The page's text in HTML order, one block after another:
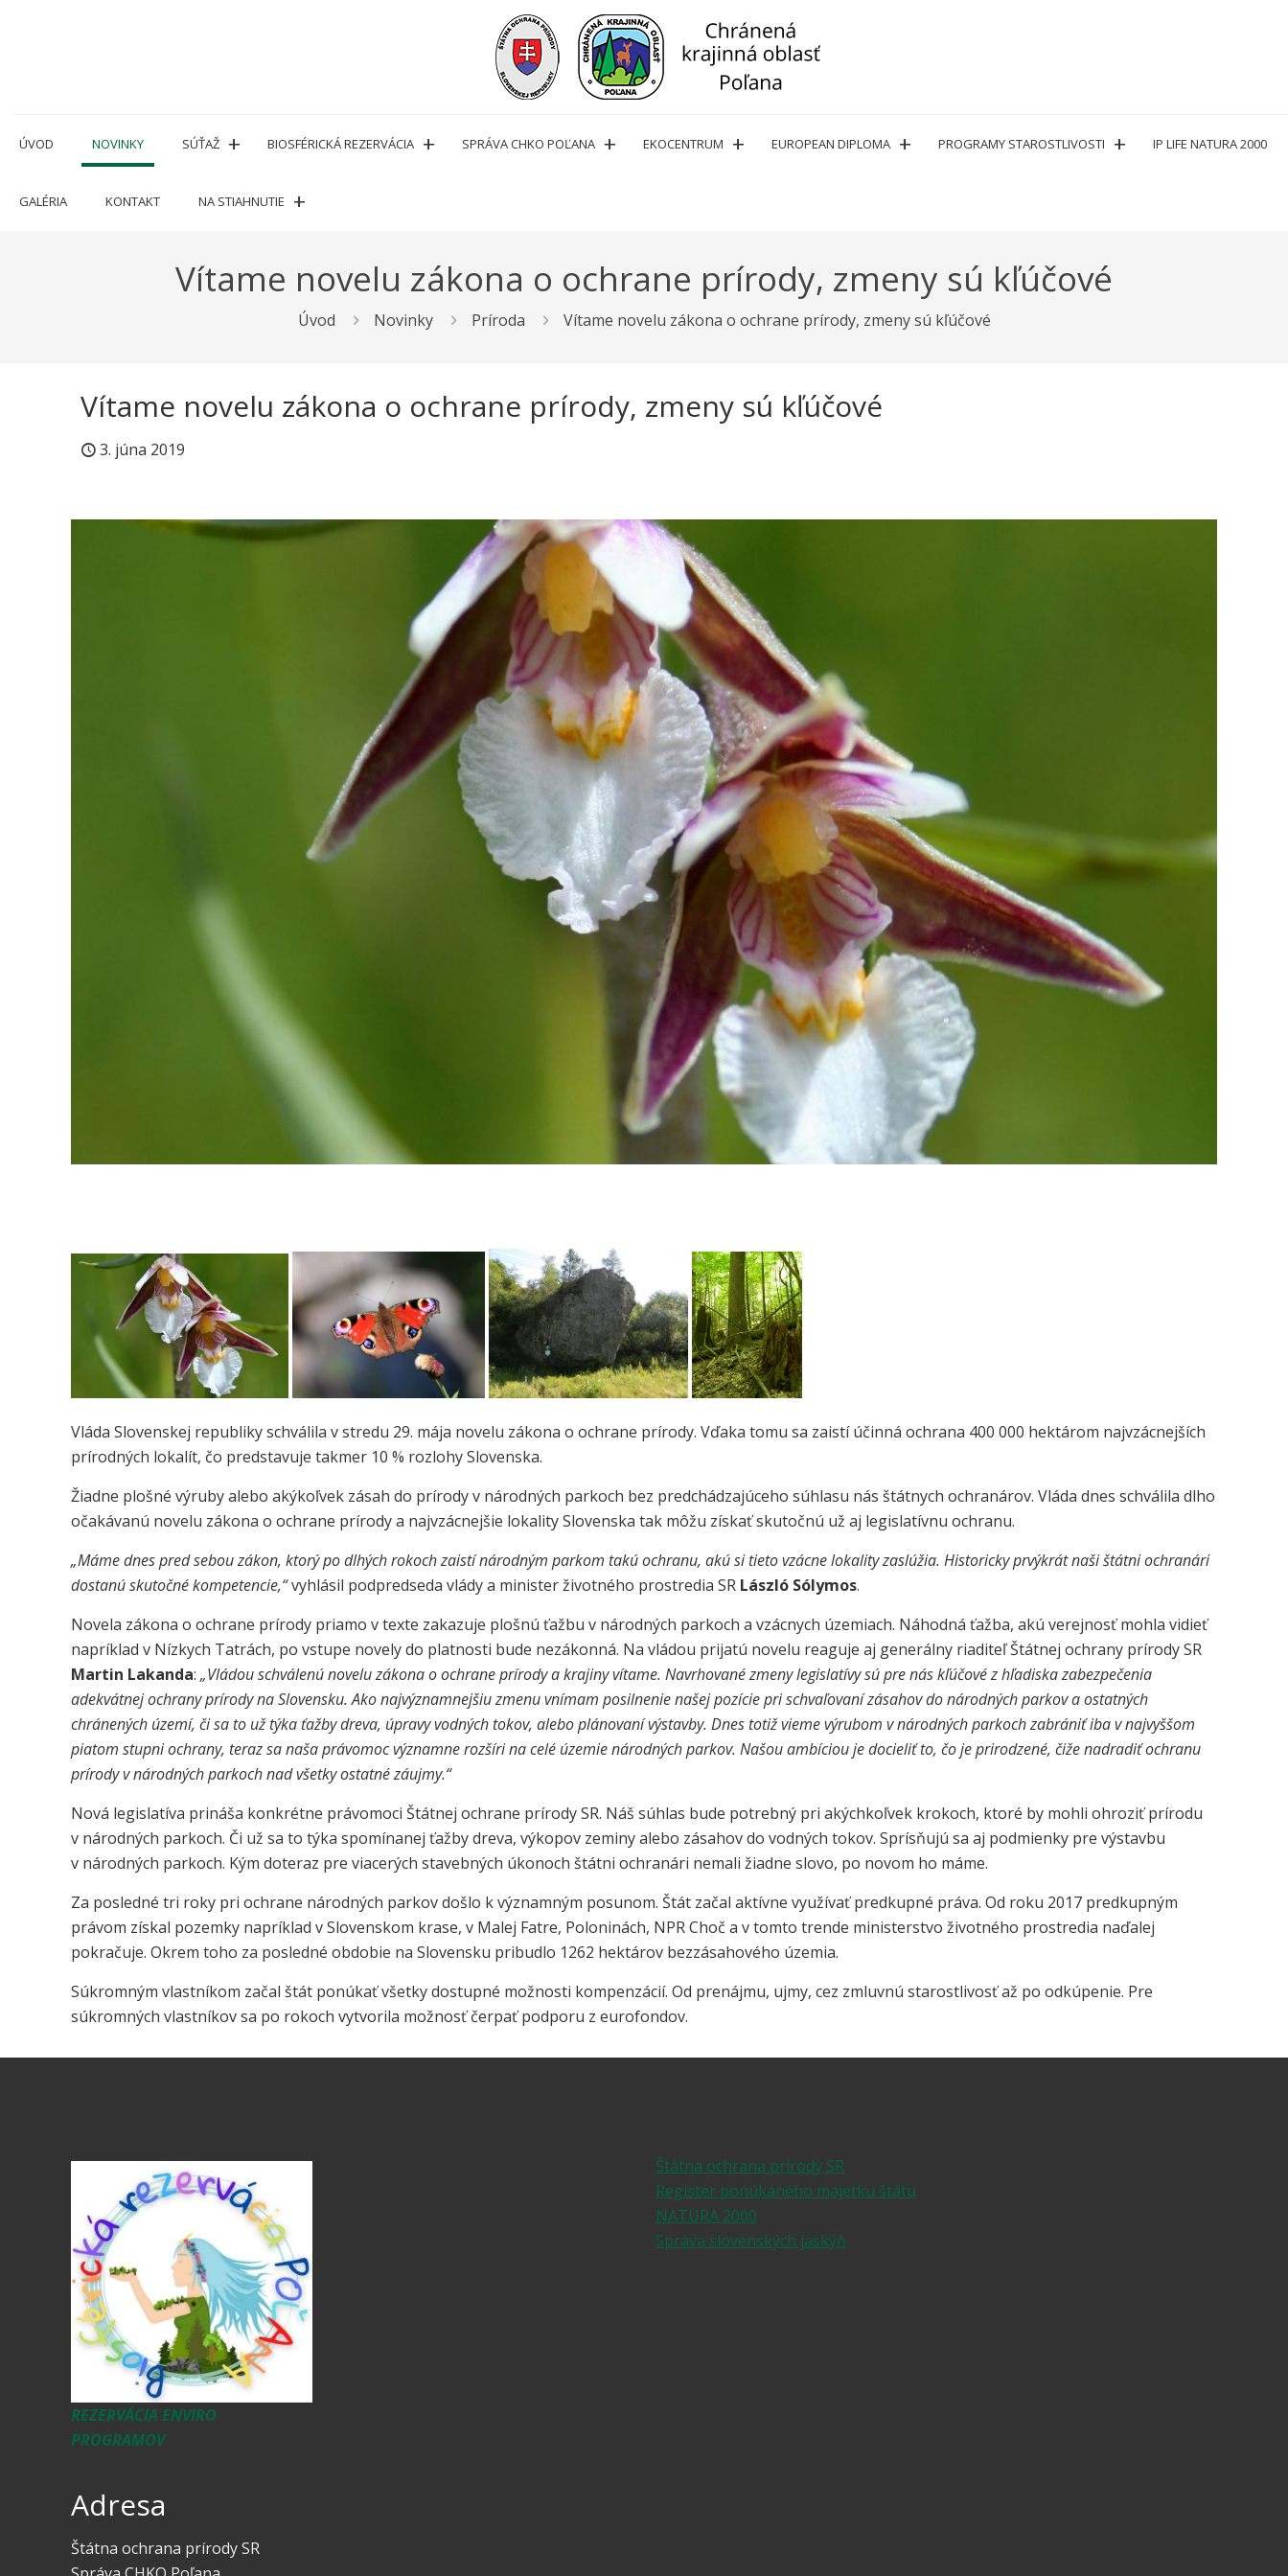
ÚVOD NOVINKY SÚŤAŽ BIOSFÉRICKÁ REZERVÁCIA SPRÁVA CHKO POĽANA EKOCENTRUM EUROPEAN DIPLOMA PROGRAMY STAROSTLIVOSTI IP LIFE NATURA 2000
GALÉRIA KONTAKT NA STIAHNUTIE
Vítame novelu zákona o ochrane prírody, zmeny sú kľúčové
Úvod Novinky Príroda Vítame novelu zákona o ochrane prírody, zmeny sú kľúčové
Vítame novelu zákona o ochrane prírody, zmeny sú kľúčové
3. júna 2019
Vláda Slovenskej republiky schválila v stredu 29. mája novelu zákona o ochrane prírody. Vďaka tomu sa zaistí účinná ochrana 400 000 hektárom najvzácnejších
prírodných lokalít, čo predstavuje takmer 10 % rozlohy Slovenska.
Žiadne plošné výruby alebo akýkoľvek zásah do prírody v národných parkoch bez predchádzajúceho súhlasu nás štátnych ochranárov. Vláda dnes schválila dlho
očakávanú novelu zákona o ochrane prírody a najvzácnejšie lokality Slovenska tak môžu získať skutočnú už aj legislatívnu ochranu.
„Máme dnes pred sebou zákon, ktorý po dlhých rokoch zaistí národným parkom takú ochranu, akú si tieto vzácne lokality zaslúžia. Historicky prvýkrát naši štátni ochranári
dostanú skutočné kompetencie,“vyhlásil podpredseda vlády a minister životného prostredia SR László Sólymos.
Novela zákona o ochrane prírody priamo v texte zakazuje plošnú ťažbu v národných parkoch a vzácnych územiach. Náhodná ťažba, akú verejnosť mohla vidieť
napríklad v Nízkych Tatrách, po vstupe novely do platnosti bude nezákonná. Na vládou prijatú novelu reaguje aj generálny riaditeľ Štátnej ochrany prírody SR
Martin Lakanda:„Vládou schválenú novelu zákona o ochrane prírody a krajiny vítame. Navrhované zmeny legislatívy sú pre nás kľúčové z hľadiska zabezpečenia
adekvátnej ochrany prírody na Slovensku. Ako najvýznamnejšiu zmenu vnímam posilnenie našej pozície pri schvaľovaní zásahov do národných parkov a ostatných
chránených území, či sa to už týka ťažby dreva, úpravy vodných tokov, alebo plánovaní výstavby. Dnes totiž vieme výrubom v národných parkoch zabrániť iba v najvyššom
piatom stupni ochrany, teraz sa naša právomoc významne rozšíri na celé územie národných parkov. Našou ambíciou je docieliť to, čo je prirodzené, čiže nadradiť ochranu
prírody v národných parkoch nad všetky ostatné záujmy.“
Nová legislatíva prináša konkrétne právomoci Štátnej ochrane prírody SR. Náš súhlas bude potrebný pri akýchkoľvek krokoch, ktoré by mohli ohroziť prírodu
v národných parkoch. Či už sa to týka spomínanej ťažby dreva, výkopov zeminy alebo zásahov do vodných tokov. Sprísňujú sa aj podmienky pre výstavbu
v národných parkoch. Kým doteraz pre viacerých stavebných úkonoch štátni ochranári nemali žiadne slovo, po novom ho máme.
Za posledné tri roky pri ochrane národných parkov došlo k významným posunom. Štát začal aktívne využívať predkupné práva. Od roku 2017 predkupným
právom získal pozemky napríklad v Slovenskom krase, v Malej Fatre, Poloninách, NPR Choč a v tomto trende ministerstvo životného prostredia naďalej
pokračuje. Okrem toho za posledné obdobie na Slovensku pribudlo 1262 hektárov bezzásahového územia.
Súkromným vlastníkom začal štát ponúkať všetky dostupné možnosti kompenzácií. Od prenájmu, ujmy, cez zmluvnú starostlivosť až po odkúpenie. Pre
súkromných vlastníkov sa po rokoch vytvorila možnosť čerpať podporu z eurofondov.
REZERVÁCIA ENVIRO
PROGRAMOV
Adresa
Štátna ochrana prírody SR
Štátna ochrana prírody SR
Register ponúkaného majetku štátu
NATURA 2000
Správa slovenských jaskýň